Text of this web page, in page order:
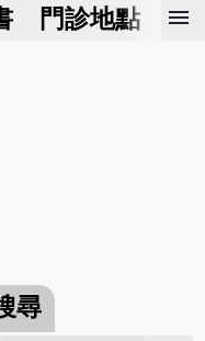
門診地點 預
menu
尋